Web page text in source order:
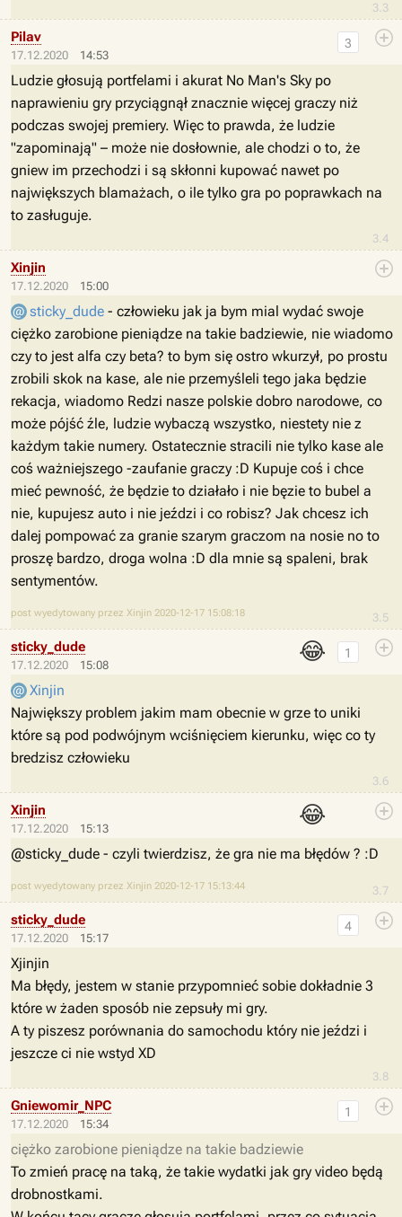
3.3
17.12.2020 14:53
3.4
3
Pilav
Ludzie głosują portfelami i akurat No Man's Sky po
naprawieniu gry przyciągnął znacznie więcej graczy niż
podczas swojej premiery. Więc to prawda, że ludzie
"zapominają" – może nie dosłownie, ale chodzi o to, że
gniew im przechodzi i są skłonni kupować nawet po
największych blamażach, o ile tylko gra po poprawkach na
to zasługuje.
17.12.2020 15:00
3.5
Xinjin
sticky_dude - człowieku jak ja bym mial wydać swoje
ciężko zarobione pieniądze na takie badziewie, nie wiadomo
czy to jest alfa czy beta? to bym się ostro wkurzył, po prostu
zrobili skok na kase, ale nie przemyśleli tego jaka będzie
rekacja, wiadomo Redzi nasze polskie dobro narodowe, co
może pójść źle, ludzie wybaczą wszystko, niestety nie z
każdym takie numery. Ostatecznie stracili nie tylko kase ale
coś ważniejszego -zaufanie graczy :D Kupuje coś i chce
mieć pewność, że będzie to działało i nie bęzie to bubel a
nie, kupujesz auto i nie jeździ i co robisz? Jak chcesz ich
dalej pompować za granie szarym graczom na nosie no to
proszę bardzo, droga wolna :D dla mnie są spaleni, brak
sentymentów.
post wyedytowany przez Xinjin 2020-12-17 15:08:18
17.12.2020 15:08
😂
3.6
1
sticky_dude
Xinjin
Największy problem jakim mam obecnie w grze to uniki
które są pod podwójnym wciśnięciem kierunku, więc co ty
bredzisz człowieku
17.12.2020 15:13
😂
3.7
Xinjin
@sticky_dude - czyli twierdzisz, że gra nie ma błędów ? :D
post wyedytowany przez Xinjin 2020-12-17 15:13:44
17.12.2020 15:17
3.8
4
sticky_dude
Xjinjin
Ma błędy, jestem w stanie przypomnieć sobie dokładnie 3
które w żaden sposób nie zepsuły mi gry.
A ty piszesz porównania do samochodu który nie jeździ i
jeszcze ci nie wstyd XD
17.12.2020 15:34
1
Gniewomir_NPC
ciężko zarobione pieniądze na takie badziewie
To zmień pracę na taką, że takie wydatki jak gry video będą
drobnostkami.